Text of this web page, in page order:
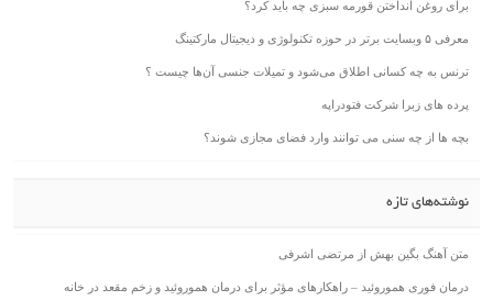
برای روغن انداختن قورمه سبزی چه باید کرد؟
معرفی ۵ وبسایت برتر در حوزه تکنولوژی و دیجیتال مارکتینگ
ترنس به چه کسانی اطلاق می‌شود و تمیلات جنسی آن‌ها چیست ؟
پرده های زبرا شرکت فتودراپه
بچه ها از چه سنی می توانند وارد فضای مجازی شوند؟
نوشته‌های تازه
متن آهنگ بگین بهش از مرتضی اشرفی
درمان فوری هموروئید – راهکارهای مؤثر برای درمان هموروئید و زخم مقعد در خانه